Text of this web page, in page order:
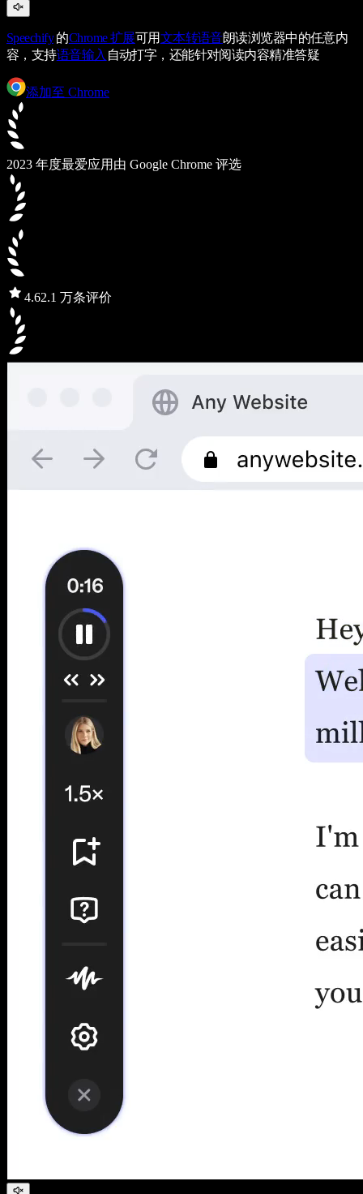
Speechify的Chrome 扩展可用文本转语音朗读浏览器中的任意内
容，支持语音输入 自动打字，还能针对阅读内容精准答疑
添加至 Chrome
2023 年度最爱应用 由 Google Chrome 评选
4.62.1 万条评价